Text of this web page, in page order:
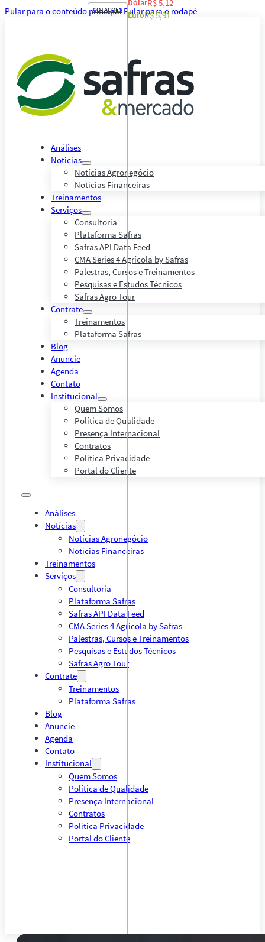
Pular para o conteúdo principal Pular para o rodapé
Análises
Notícias
Notícias Agronegócio
Notícias Financeiras
Treinamentos
Serviços
Consultoria
Plataforma Safras
Safras API Data Feed
CMA Series 4 Agrícola by Safras
Palestras, Cursos e Treinamentos
Pesquisas e Estudos Técnicos
Safras Agro Tour
Contrate
Treinamentos
Plataforma Safras
Blog
Anuncie
Agenda
Contato
Institucional
Quem Somos
Política de Qualidade
Presença Internacional
Contratos
Política Privacidade
Portal do Cliente
Análises
Notícias
Notícias Agronegócio
Notícias Financeiras
Treinamentos
Serviços
Consultoria
Plataforma Safras
Safras API Data Feed
CMA Series 4 Agrícola by Safras
Palestras, Cursos e Treinamentos
Pesquisas e Estudos Técnicos
Safras Agro Tour
Contrate
Treinamentos
Plataforma Safras
Blog
Anuncie
Agenda
Contato
Institucional
Quem Somos
Política de Qualidade
Presença Internacional
Contratos
Política Privacidade
Portal do Cliente
COTAÇÕES
DólarR$ 5,12
EuroR$ 5,91